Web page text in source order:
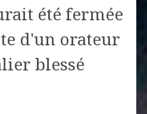
été fermée
d'un orateur
blessé